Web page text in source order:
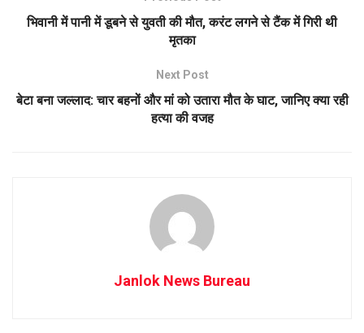
भिवानी में पानी में डूबने से युवती की मौत, करंट लगने से टैंक में गिरी थी
मृतका
Next Post
बेटा बना जल्लाद: चार बहनों और मां को उतारा मौत के घाट, जानिए क्या रही
हत्या की वजह
Janlok News Bureau